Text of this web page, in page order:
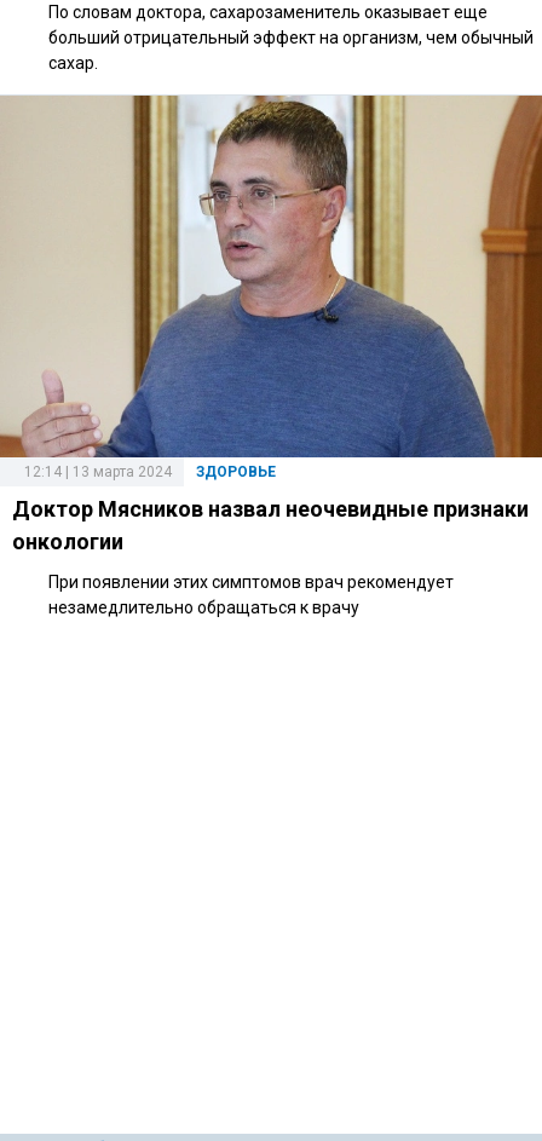
По словам доктора, сахарозаменитель оказывает еще
больший отрицательный эффект на организм, чем обычный
сахар.
ЗДОРОВЬЕ
12:14 | 13 марта 2024
Доктор Мясников назвал неочевидные признаки
онкологии
При появлении этих симптомов врач рекомендует
незамедлительно обращаться к врачу